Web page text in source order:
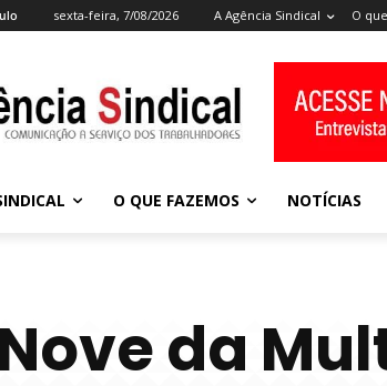
sexta-feira, 7/08/2026 A Agência Sindical O
O QUE FAZEMOS NOTÍCIAS
Nove da